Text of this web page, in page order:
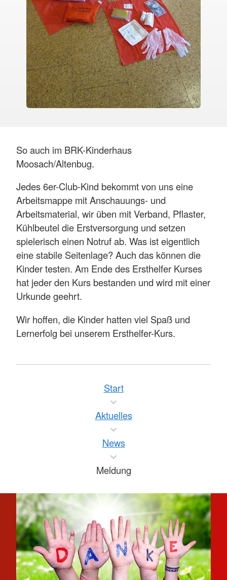
So auch im BRK-Kinderhaus
Moosach/Altenbug.
Jedes 6er-Club-Kind bekommt von uns eine
Arbeitsmappe mit Anschauungs- und
Arbeitsmaterial, wir üben mit Verband, Pflaster,
Kühlbeutel die Erstversorgung und setzen
spielerisch einen Notruf ab. Was ist eigentlich
eine stabile Seitenlage? Auch das können die
Kinder testen. Am Ende des Ersthelfer Kurses
hat jeder den Kurs bestanden und wird mit einer
Urkunde geehrt.
Wir hoffen, die Kinder hatten viel Spaß und
Lernerfolg bei unserem Ersthelfer-Kurs.
Start
Aktuelles
News
Meldung